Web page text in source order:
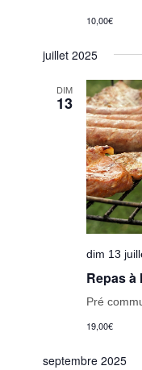
10,00€
juillet 2025
DIM
13
dim 13
Repas à
Pré
19,00€
septembre 2025